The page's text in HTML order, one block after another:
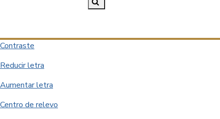
Contraste
Reducir letra
Aumentar letra
Centro de relevo